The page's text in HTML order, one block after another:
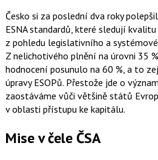
Česko si za poslední dva roky
ESNA standardů, které sledují
z pohledu legislativního a
Z nelichotivého plnění na úrovni 35
hodnocení posunulo na 60 %, a to
úpravy ESOPů. Přestože jde o
zaostáváme vůči většině států
v oblasti přístupu ke kapitálu.
Mise v čele ČSA